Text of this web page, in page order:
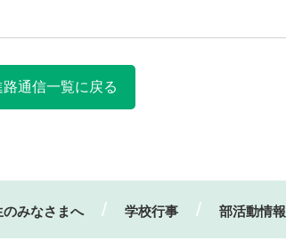
路通信一覧に戻る
のみなさまへ 学校行事 部活動情報